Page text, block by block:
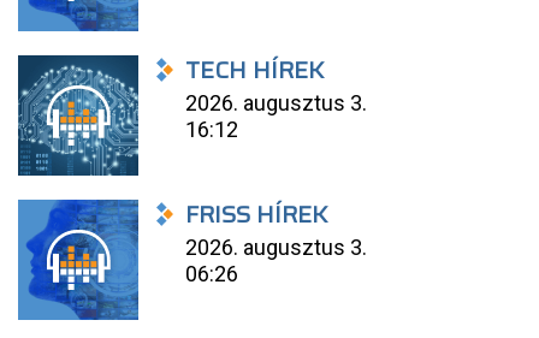
TECH HÍREK
2026. augusztus 3.
16:12
FRISS HÍREK
2026. augusztus 3.
06:26